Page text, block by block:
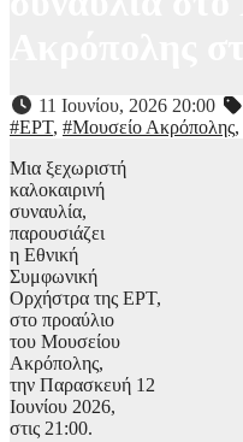
11 Ιουνίου, 2026 20:00
#ΕΡΤ, #Μουσείο Ακρόπολης,
Μια ξεχωριστή
καλοκαιρινή
συναυλία,
παρουσιάζει
η Εθνική
Συμφωνική
Ορχήστρα της ΕΡΤ,
στο προαύλιο
του Μουσείου
Ακρόπολης,
την Παρασκευή 12
Ιουνίου 2026,
στις 21:00.